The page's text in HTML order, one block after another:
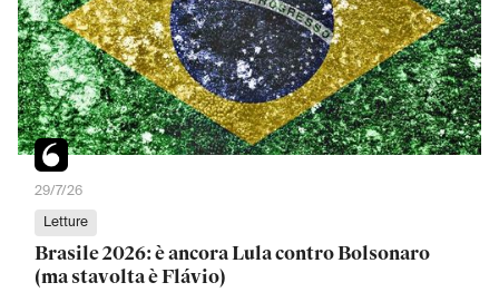
29/7/26
Letture
Brasile 2026: è ancora Lula contro Bolsonaro
(ma stavolta è Flávio)